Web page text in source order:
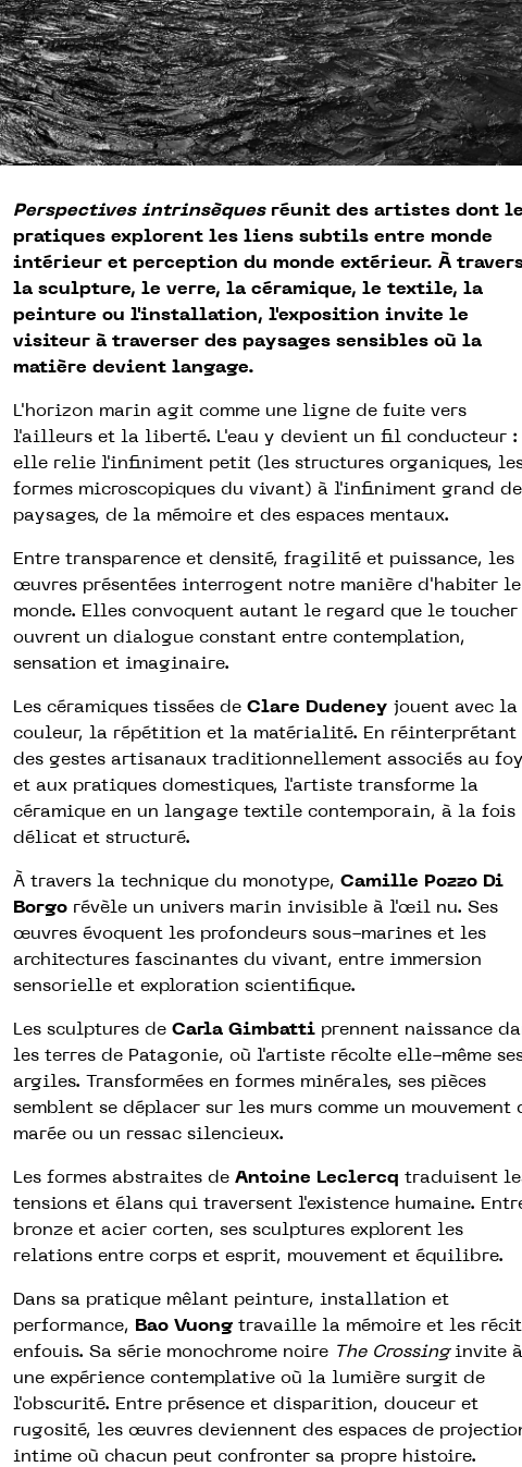
Perspectives intrinsèquesréunit des artistes dont
pratiques explorent les liens subtils entre monde
intérieur et perception du monde extérieur. À
la sculpture, le verre, la céramique, le textile, la
peinture ou l'installation, l'exposition invite le
visiteur à traverser des paysages sensibles où la
matière devient langage.
L'horizon marin agit comme une ligne de fuite vers
l'ailleurs et la liberté. L'eau y devient un fil conducteur :
elle relie l'infiniment petit (les structures organiques,
formes microscopiques du vivant) à l'infiniment grand
paysages, de la mémoire et des espaces mentaux.
Entre transparence et densité, fragilité et puissance, les
œuvres présentées interrogent notre manière d'habiter le
monde. Elles convoquent autant le regard que le toucher
ouvrent un dialogue constant entre contemplation,
sensation et imaginaire.
Les céramiques tissées de Clare Dudeney jouent avec la
couleur, la répétition et la matérialité. En réinterprétant
des gestes artisanaux traditionnellement associés au
et aux pratiques domestiques, l'artiste transforme la
céramique en un langage textile contemporain, à la fois
délicat et structuré.
À travers la technique du monotype, Camille Pozzo Di
Borgo révèle un univers marin invisible à l'œil nu. Ses
œuvres évoquent les profondeurs sous-marines et les
architectures fascinantes du vivant, entre immersion
sensorielle et exploration scientifique.
Les sculptures de Carla Gimbatti prennent naissance
les terres de Patagonie, où l'artiste récolte elle-même
argiles. Transformées en formes minérales, ses pièces
semblent se déplacer sur les murs comme un mouvement
marée ou un ressac silencieux.
Les formes abstraites de Antoine Leclercq traduisent
tensions et élans qui traversent l'existence humaine.
bronze et acier corten, ses sculptures explorent les
relations entre corps et esprit, mouvement et équilibre.
Dans sa pratique mêlant peinture, installation et
performance,
Bao Vuong travaille la mémoire et les
enfouis. Sa série monochrome noire The Crossinginvite à
une expérience contemplative où la lumière surgit de
l'obscurité. Entre présence et disparition, douceur et
rugosité, les œuvres deviennent des espaces de
intime où chacun peut confronter sa propre histoire.